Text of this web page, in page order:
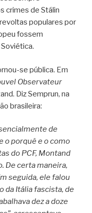
crimes de Stálin
populares por
fossem
se pública. Em
Observateur
Diz Semprun, na
brasileira:
de
o porquê e o como
do PCF, Montand
De certa maneira,
seguida, ele falou
da Itália fascista, de
dez a doze